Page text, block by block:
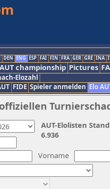
DEN ENG ESP FAI FIN FRA GER GRE INA
AUT championship Pictures
Elozahl
FIDE Spieler anmelden Elo
Vorname
AUT-Elolisten
6.936